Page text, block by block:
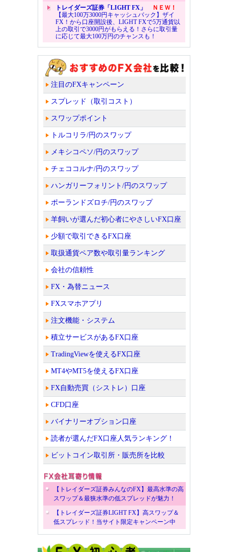
トレイダーズ証券「LIGHT FX」
ＮＥＷ！
【最大100万3000円キャッシュバック】ザイ
FX！から口座開設後、LIGHT FXで5万通貨以
上の取引で3000円がもらえる！さらに取引量
に応じて最大100万円のチャンスも！
注目のFXキャンペーン
スプレッド（取引コスト）
スワップポイント
トルコリラ/円のスワップ
メキシコペソ/円のスワップ
チェココルナ/円のスワップ
ハンガリーフォリント/円のスワップ
ポーランドズロチ/円のスワップ
羊飼いが選んだ初心者にやさしいFX口座
少額で取引できるFX口座
取扱通貨ペア数や取引量ランキング
会社の信頼性
FX・為替ニュース
FXスマホアプリ
注文機能・システム
積立サービスがあるFX口座
TradingViewを使えるFX口座
MT4やMT5を使えるFX口座
FX自動売買（シストレ）口座
CFD口座
バイナリーオプション口座
読者が選んだFX口座人気ランキング！
ビットコイン取引所・販売所を比較
【トレイダーズ証券みんなのFX】最高水準の高
スワップ＆最狭水準の低スプレッドが魅力！
【トレイダーズ証券LIGHT FX】高スワップ＆
低スプレッド！当サイト限定キャンペーン中